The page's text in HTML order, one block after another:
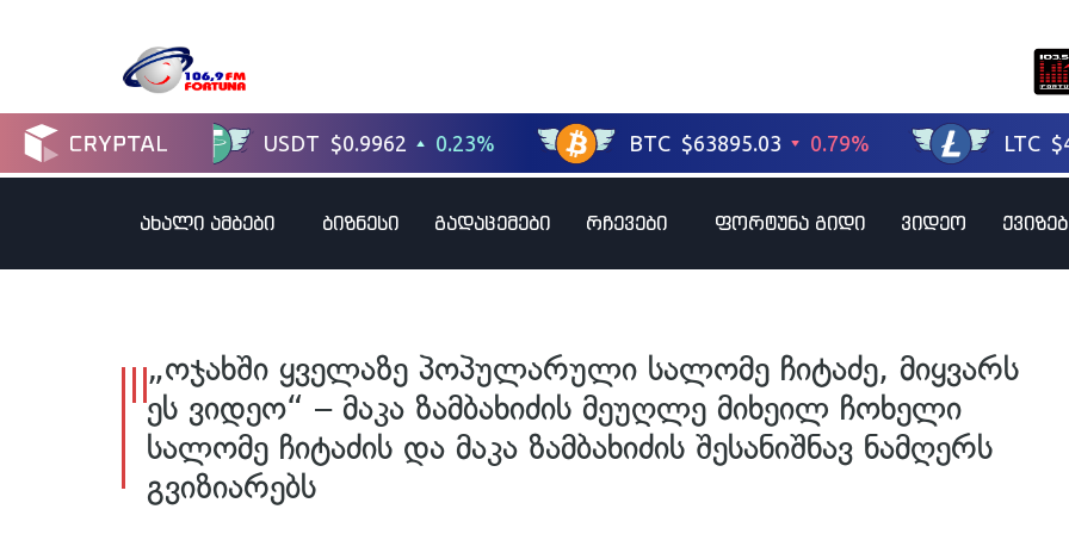
ახალი ამბები ბიზნესი გადაცემები რჩევები ფორტუნა გიდი ვიდეო
„ოჯახში ყველაზე პოპულარული სალომე ჩიტაძე, მიყვარს
ეს ვიდეო“ – მაკა ზამბახიძის მეუღლე მიხეილ ჩოხელი
სალომე ჩიტაძის და მაკა ზამბახიძის შესანიშნავ ნამღერს
გვიზიარებს